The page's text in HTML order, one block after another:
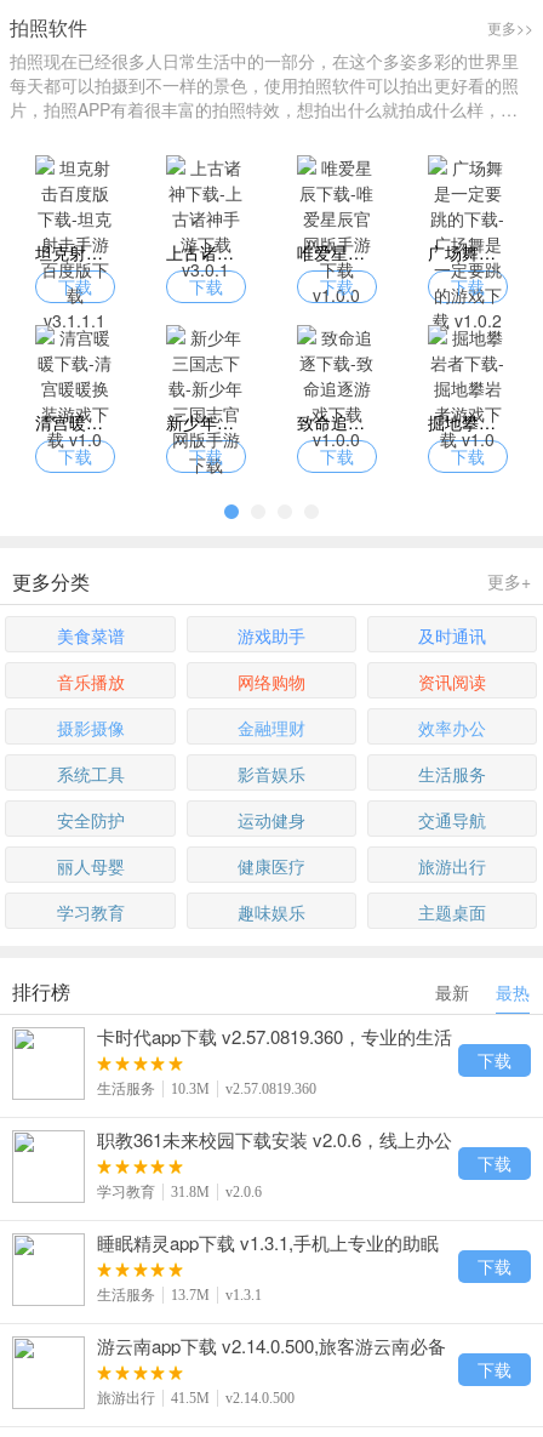
拍照软件 更多>>
拍照现在已经很多人日常生活中的一部分，在这个多姿多彩的世界里
每天都可以拍摄到不一样的景色，使用拍照软件可以拍出更好看的照
片，拍照APP有着很丰富的拍照特效，想拍出什么就拍成什么样，您
游吧！
坦克射击百度版下载-坦克射击手游百度版下载 v3.1.1.1
下载
上古诸神下载-上古诸神手游下载 v3.0.1
下载
唯爱星辰下载-唯爱星辰官网版手游下载 v1.0.0
下载
广场舞是一定要跳的下载-广场舞是一定要跳的游戏下载 v1.0.2
下载
清宫暖暖下载-清宫暖暖换装游戏下载 v1.0
下载
新少年三国志下载-新少年三国志官网版手游下载 v5.5.20
下载
致命追逐下载-致命追逐游戏下载 v1.0.0
下载
掘地攀岩者下载-掘地攀岩者游戏下载 v1.0
下载
更多+
更多分类
美食菜谱 游戏助手
及时通讯
音乐播放
网络购物
资讯阅读
摄影摄像
金融理财
效率办公
系统工具
影音娱乐
生活服务
安全防护
运动健身
交通导航
丽人母婴
健康医疗
旅游出行
学习教育
趣味娱乐 主题桌面
最新 最热
排行榜
卡时代app下载 v2.57.0819.360，专业的生活
服务客户端
生活服务 10.3M v2.57.0819.360
下载
职教361未来校园下载安装 v2.0.6，线上办公
等一站式的校园服务
学习教育 31.8M v2.0.6
下载
睡眠精灵app下载 v1.3.1,手机上专业的助眠
神器
生活服务 13.7M v1.3.1
下载
游云南app下载 v2.14.0.500,旅客游云南必备
app下载
旅游出行 41.5M v2.14.0.500
下载